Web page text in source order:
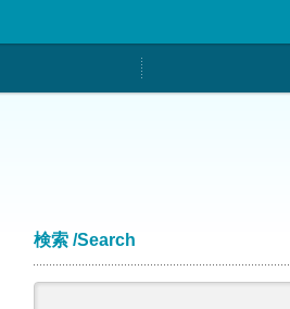
検索 /Search